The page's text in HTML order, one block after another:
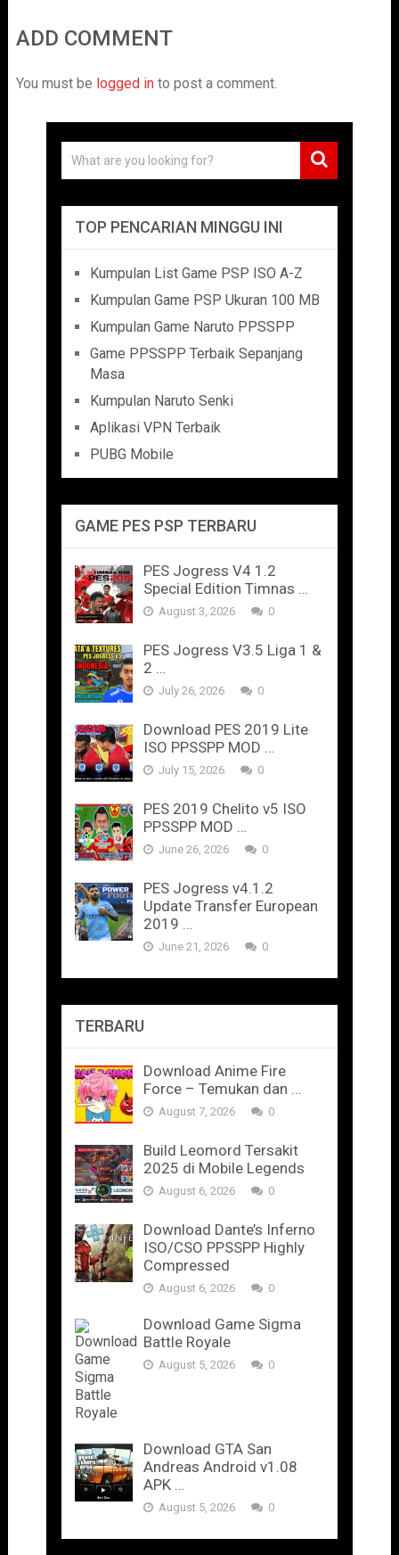
ADD COMMENT
You must be logged into post a comment.
TOP PENCARIAN MINGGU INI
Kumpulan List Game PSP ISO A-Z
Kumpulan Game PSP Ukuran 100 MB
Kumpulan Game Naruto PPSSPP
Game PPSSPP Terbaik Sepanjang
Masa
Kumpulan Naruto Senki
Aplikasi VPN Terbaik
PUBG Mobile
GAME PES PSP TERBARU
PES Jogress V4 1.2
Special Edition Timnas …
August 3, 2026 0
PES Jogress V3.5 Liga 1 &
2 …
July 26, 2026 0
Download PES 2019 Lite
ISO PPSSPP MOD …
July 15, 2026 0
PES 2019 Chelito v5 ISO
PPSSPP MOD …
June 26, 2026 0
PES Jogress v4.1.2
Update Transfer European
2019 …
June 21, 2026 0
TERBARU
Download Anime Fire
Force – Temukan dan …
August 7, 2026 0
Build Leomord Tersakit
2025 di Mobile Legends
August 6, 2026 0
Download Dante’s Inferno
ISO/CSO PPSSPP Highly
Compressed
August 6, 2026 0
Download Game Sigma
Battle Royale
August 5, 2026 0
Download GTA San
Andreas Android v1.08
APK …
August 5, 2026 0